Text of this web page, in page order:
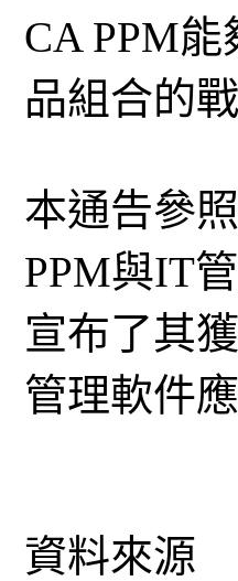
CA PPM
品組合的
本通告參
PPM與IT
宣布了其
管理軟件
資料來源